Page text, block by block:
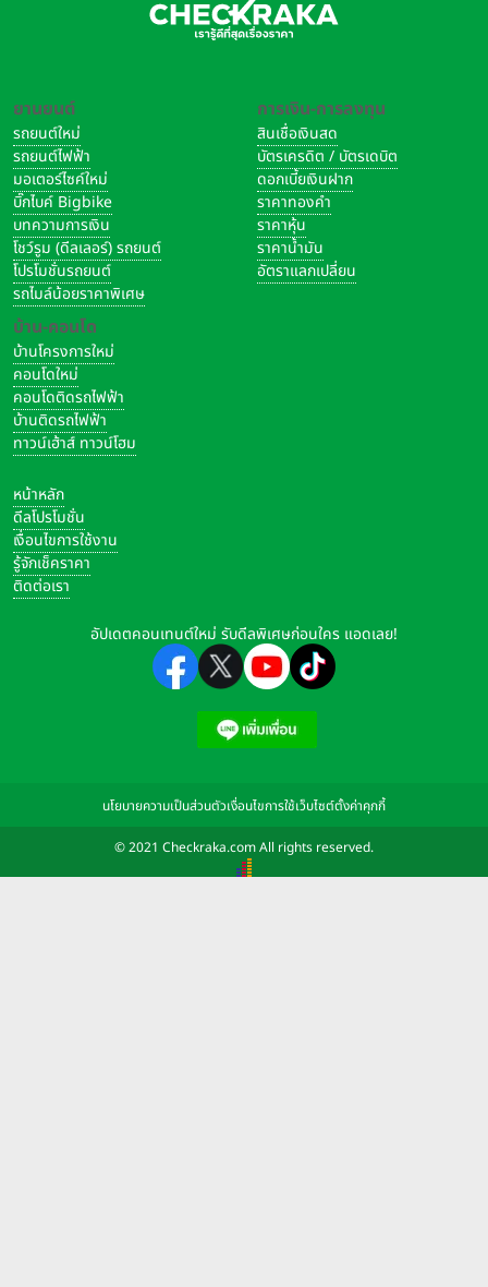
ยานยนต์
รถยนต์ใหม่
รถยนต์ไฟฟ้า
มอเตอร์ไซค์ใหม่
บิ๊กไบค์ Bigbike
บทความการเงิน
โชว์รูม (ดีลเลอร์) รถยนต์
โปรโมชั่นรถยนต์
รถไมล์น้อยราคาพิเศษ
บ้าน-คอนโด
บ้านโครงการใหม่
คอนโดใหม่
คอนโดติดรถไฟฟ้า
บ้านติดรถไฟฟ้า
ทาวน์เฮ้าส์ ทาวน์โฮม
การเงิน-การลงทุน
สินเชื่อเงินสด
บัตรเครดิต / บัตรเดบิต
ดอกเบี้ยเงินฝาก
ราคาทองคำ
ราคาหุ้น
ราคาน้ำมัน
อัตราแลกเปลี่ยน
หน้าหลัก
ดีลโปรโมชั่น
เงื่อนไขการใช้งาน
รู้จักเช็คราคา
ติดต่อเรา
อัปเดตคอนเทนต์ใหม่ รับดีลพิเศษก่อนใคร แอดเลย!
นโยบายความเป็นส่วนตัวเงื่อนไขการใช้เว็บไซต์ตั้งค่าคุกกี้
© 2021 Checkraka.com All rights reserved.